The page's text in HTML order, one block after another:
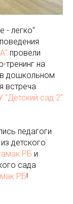
- легко"
провели
тренинг на
в дошкольном
встреча
сад 2"
педагоги
детского
РБ и
сада
РБ!